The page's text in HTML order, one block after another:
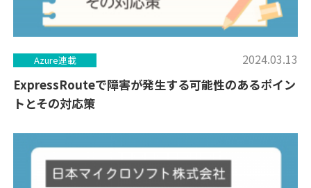
Azure連載 2024.03.13
ExpressRouteで障害が発生する可能性のあるポイン
トとその対応策